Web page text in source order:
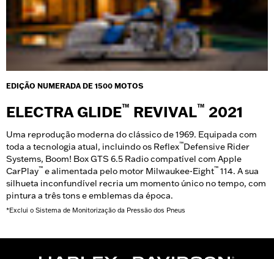
EDIÇÃO NUMERADA DE 1500 MOTOS
ELECTRA GLIDE™ REVIVAL™ 2021
Uma reprodução moderna do clássico de 1969. Equipada com
toda a tecnologia atual, incluindo os Reflex™Defensive Rider
Systems, Boom! Box GTS 6.5 Radio compatível com Apple
CarPlay™ e alimentada pelo motor Milwaukee-Eight™ 114. A sua
silhueta inconfundível recria um momento único no tempo, com
pintura a três tons e emblemas da época.
*Exclui o Sistema de Monitorização da Pressão dos Pneus